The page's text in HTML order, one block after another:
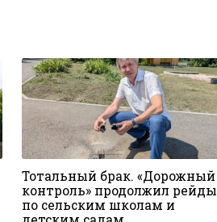
Тотальный брак. «Дорожный
контроль» продолжил рейды
по сельским школам и